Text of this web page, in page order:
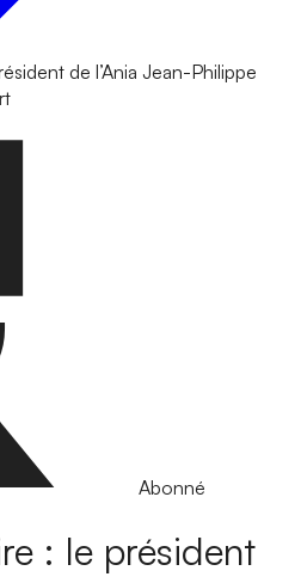
de l’Ania Jean-Philippe
Abonné
: le président